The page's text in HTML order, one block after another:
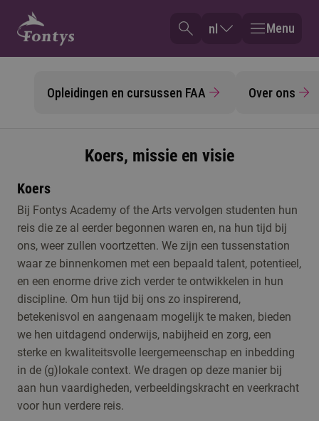
nl Menu
Opleidingen en cursussen FAA Over ons
Koers, missie en visie
Koers
Bij Fontys Academy of the Arts vervolgen studenten hun
reis die ze al eerder begonnen waren en, na hun tijd bij
ons, weer zullen voortzetten. We zijn een tussenstation
waar ze binnenkomen met een bepaald talent, potentieel,
en een enorme drive zich verder te ontwikkelen in hun
discipline. Om hun tijd bij ons zo inspirerend,
betekenisvol en aangenaam mogelijk te maken, bieden
we hen uitdagend onderwijs, nabijheid en zorg, een
sterke en kwaliteitsvolle leergemeenschap en inbedding
in de (g)lokale context. We dragen op deze manier bij
aan hun vaardigheden, verbeeldingskracht en veerkracht
voor hun verdere reis.